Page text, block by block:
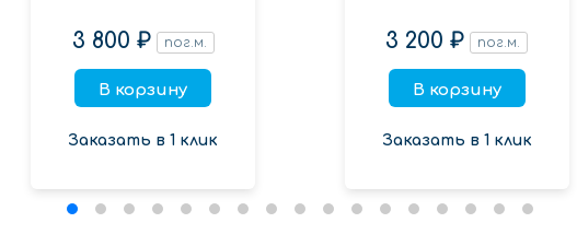
3 800 ₽ пог.м.
В корзину
Заказать в 1 клик
3 200 ₽ пог.м.
В корзину
Заказать в 1 клик